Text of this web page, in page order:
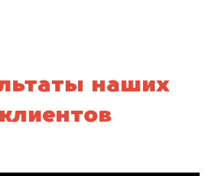
наших
клиентов